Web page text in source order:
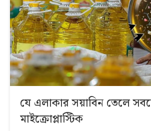
যে এলাকার সয়াবিন তেলে
মাইক্রোপ্লাস্টিক